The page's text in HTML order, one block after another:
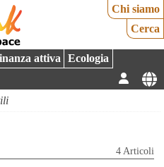
Chi siamo
Cerca
attiva
Ecologia
4 Articoli